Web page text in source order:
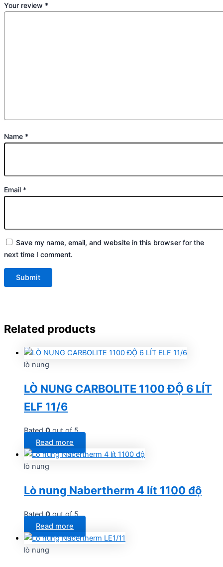
Your review *
Name *
Email *
Save my name, email, and website in this browser for the
next time I comment.
Related products
lò nung
LÒ NUNG CARBOLITE 1100 ĐỘ 6 LÍT
ELF 11/6
Rated0out of 5
Read more
lò nung
Lò nung Nabertherm 4 lít 1100 độ
Rated0out of 5
Read more
lò nung